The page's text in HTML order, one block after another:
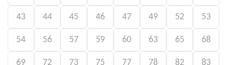
43 44 45 46 47 49 52 53
54 56 57 59 60 63 65 68
69 72 73 75 77 78 82 83